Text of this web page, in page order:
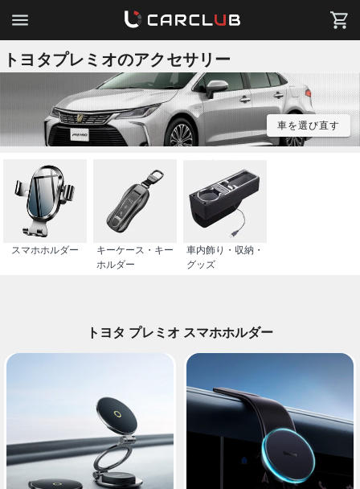
トヨタプレミオのアクセサリー
車を選び直す
スマホホルダー
キーケース・キー
ホルダー
車内飾り・収納・
グッズ
トヨタ プレミオ スマホホルダー